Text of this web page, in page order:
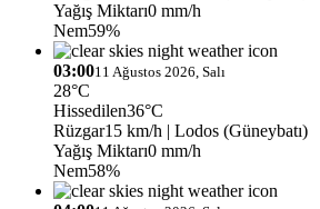
Yağış Miktarı0 mm/h
Nem59%
03:0011 Ağustos 2026, Salı
28°C
Hissedilen36°C
Rüzgar15 km/h | Lodos (Güneybatı)
Yağış Miktarı0 mm/h
Nem58%